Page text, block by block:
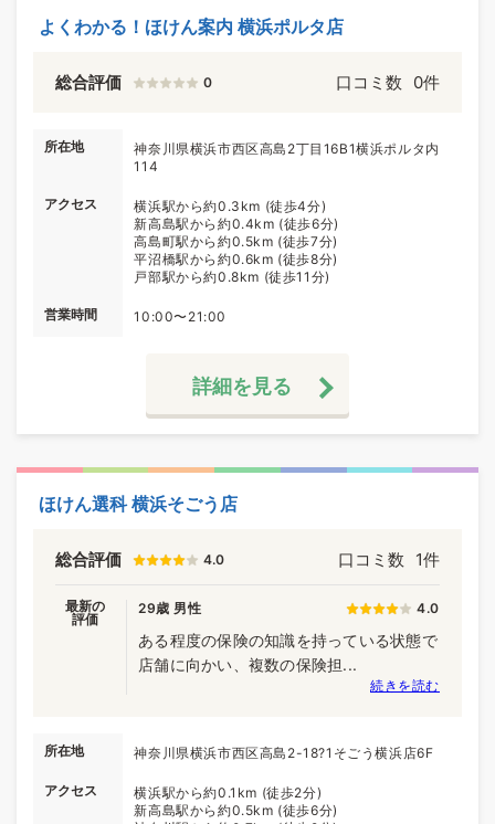
よくわかる！ほけん案内 横浜ポルタ店
総合評価 0 口コミ数 0件
所在地
神奈川県横浜市西区高島2丁目16B1横浜ポルタ内
114
アクセス
横浜駅から約0.3km (徒歩4分)
新高島駅から約0.4km (徒歩6分)
高島町駅から約0.5km (徒歩7分)
平沼橋駅から約0.6km (徒歩8分)
戸部駅から約0.8km (徒歩11分)
営業時間 10:00〜21:00
詳細を見る
ほけん選科 横浜そごう店
総合評価 4.0 口コミ数 1件
最新の
評価
29歳 男性 4.0
ある程度の保険の知識を持っている状態で
店舗に向かい、複数の保険担...
続きを読む
所在地 神奈川県横浜市西区高島2-18?1そごう横浜店6F
アクセス
横浜駅から約0.1km (徒歩2分)
新高島駅から約0.5km (徒歩6分)